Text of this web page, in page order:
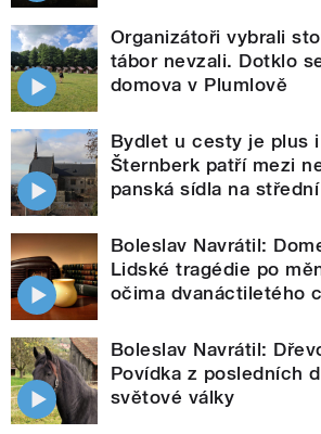
Organizátoři vybrali
tábor nevzali. Dotklo
domova v Plumlově
Bydlet u cesty je plus
Šternberk patří mezi
panská sídla na
Boleslav Navrátil:
Lidské tragédie po
očima dvanáctiletého
Boleslav Navrátil:
Povídka z posledních
světové války